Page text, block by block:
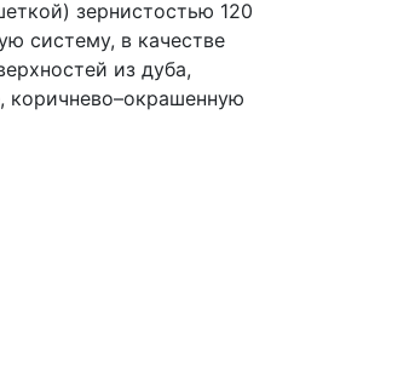
зернистостью 120
систему, в качестве
из дуба,
коричнево–окрашенную